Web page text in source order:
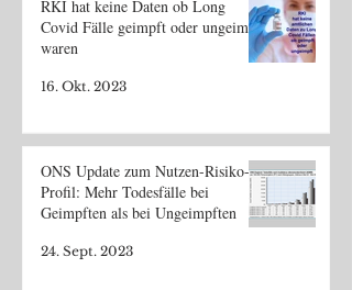
RKI hat keine Daten ob Long
Covid Fälle geimpft oder ungeimpft
waren
16. Okt. 2023
ONS Update zum Nutzen-Risiko-
Profil: Mehr Todesfälle bei
Geimpften als bei Ungeimpften
24. Sept. 2023